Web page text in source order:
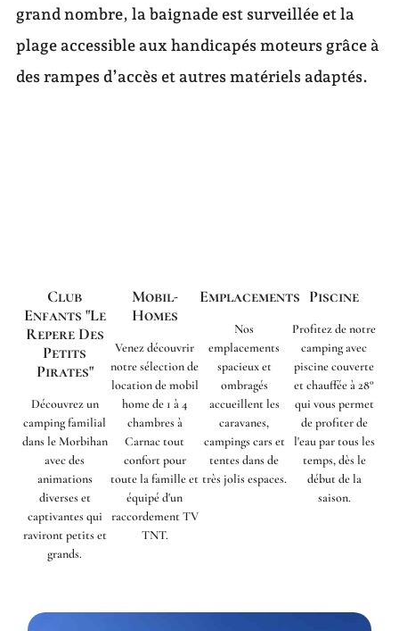
grand nombre, la baignade est surveillée et la
plage accessible aux handicapés moteurs grâce à
des rampes d’accès et autres matériels adaptés.
Club
Enfants "Le
Repere Des
Petits
Pirates"
Découvrez un
camping familial
dans le Morbihan
avec des
animations
diverses et
captivantes qui
raviront petits et
grands.
Mobil-
Homes
Venez découvrir
notre sélection de
location de mobil
home de 1 à 4
chambres à
Carnac tout
confort pour
toute la famille et
équipé d'un
raccordement TV
TNT.
Emplacements
Nos
emplacements
spacieux et
ombragés
accueillent les
caravanes,
campings cars et
tentes dans de
très jolis espaces.
Piscine
Profitez de notre
camping avec
piscine couverte
et chauffée à 28°
qui vous permet
de profiter de
l'eau par tous les
temps, dès le
début de la
saison.